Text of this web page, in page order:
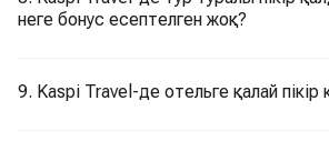
неге бонус есептелген жоқ?
9. Kaspi Travel-де отельге қалай